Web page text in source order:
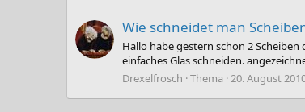
Wie schneidet man
Hallo habe gestern schon 2
einfaches Glas schneiden.
Drexelfrosch Thema 20. August